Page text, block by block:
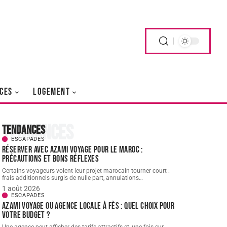
LOGEMENT
Tendances
Tendances
ESCAPADES
Réserver avec AZAMI VOYAGE pour le Maroc :
précautions et bons réflexes
Certains voyageurs voient leur projet marocain tourner court :
frais additionnels surgis de nulle part, annulations…
1 août 2026
ESCAPADES
AZAMI VOYAGE ou agence locale à Fès : quel choix pour
votre budget ?